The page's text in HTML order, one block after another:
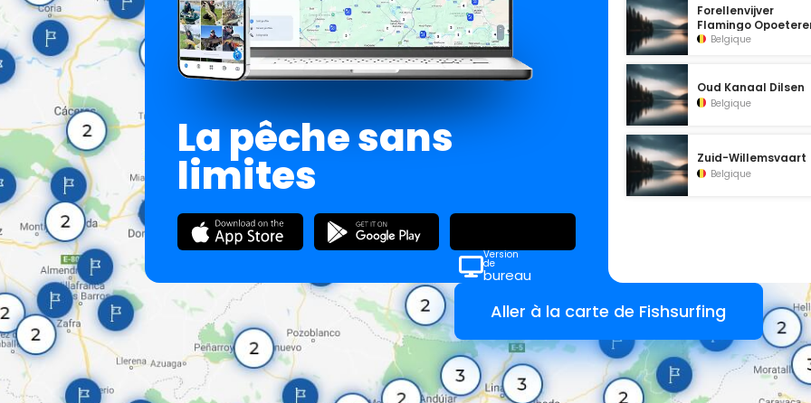
La pêche sans
limites
Version
de
bureau
Forellenvijver
Flamingo
Belgique
Oud Kanaal Dilsen
Belgique
Zuid-Willemsvaart
Belgique
Aller à la carte de Fishsurfing